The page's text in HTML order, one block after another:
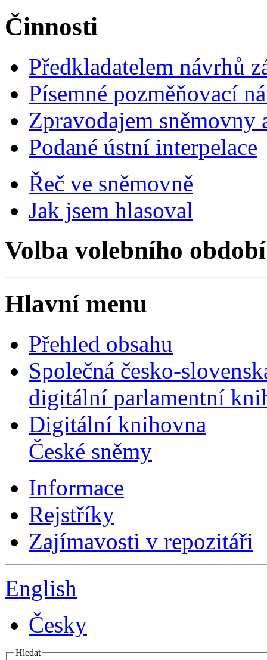
Činnosti
Předkladatelem návrhů
Písemné pozměňovací
Zpravodajem
Podané ústní interpelace
Řeč ve sněmovně
Jak jsem hlasoval
Volba volebního období
Hlavní menu
Přehled obsahu
Společná česko-
digitální parlamentní
Digitální knihovna
České sněmy
Informace
Rejstříky
Zajímavosti v repozitáři
English
Česky
Hledat